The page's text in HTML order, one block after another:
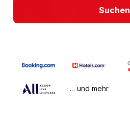
Suchen
… und mehr